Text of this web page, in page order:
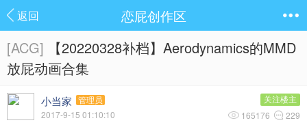
返回 恋屁创作区
[ACG] 【20220328补档】Aerodynamics的MMD
放屁动画合集
小当家 管理员
2017-9-15 01:10:10
关注楼主
165176 229